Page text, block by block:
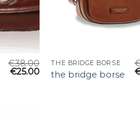
€38.00
€25.00
THE BRIDGE BORSE
the bridge borse